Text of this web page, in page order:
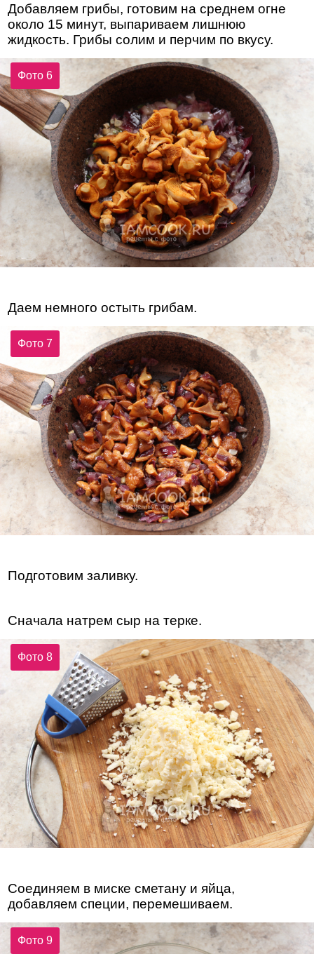
Добавляем грибы, готовим на среднем огне
около 15 минут, выпариваем лишнюю
жидкость. Грибы солим и перчим по вкусу.
Фото 6
Даем немного остыть грибам.
Фото 7
Подготовим заливку.
Сначала натрем сыр на терке.
Фото 8
Соединяем в миске сметану и яйца,
добавляем специи, перемешиваем.
Фото 9